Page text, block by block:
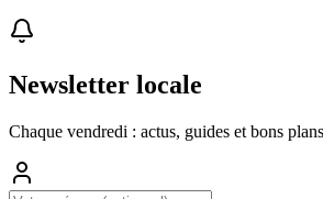
Newsletter locale
Chaque vendredi : actus, guides et bons